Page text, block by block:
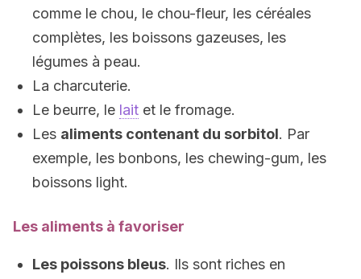
comme le chou, le chou-fleur, les céréales
complètes, les boissons gazeuses, les
légumes à peau.
La charcuterie.
Le beurre, le lait et le fromage.
Les aliments contenant du sorbitol. Par
exemple, les bonbons, les chewing-gum, les
boissons light.
Les aliments à favoriser
Les poissons bleus. Ils sont riches en